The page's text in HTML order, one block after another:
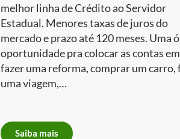
melhor linha de Crédito ao Servidor
Estadual. Menores taxas de juros do
mercado e prazo até 120 meses. Uma
oportunidade pra colocar as contas
fazer uma reforma, comprar um carro,
uma viagem,…
Saiba mais